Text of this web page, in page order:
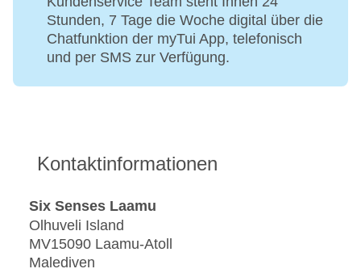
Stunden, 7 Tage die Woche digital über die
Chatfunktion der myTui App, telefonisch
und per SMS zur Verfügung.
Kontaktinformationen
Six Senses Laamu
Olhuveli Island
MV15090 Laamu-Atoll
Malediven